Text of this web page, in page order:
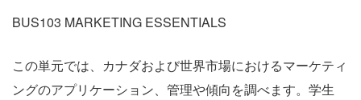
BUS103 MARKETING ESSENTIALS
この単元では、カナダおよび世界市場におけるマーケティ
ングのアプリケーション、管理や傾向を調べます。学生